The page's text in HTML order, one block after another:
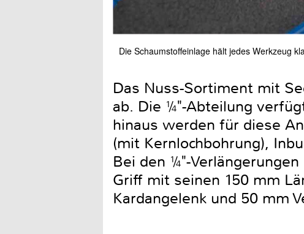
Die Schaumstoffeinlage hält jedes Werkzeug
Das Nuss-Sortiment mit
ab. Die ¼"-Abteilung
hinaus werden für diese
(mit Kernlochbohrung),
Bei den ¼"-
Griff mit seinen 150 mm
Kardangelenk und 50 mm